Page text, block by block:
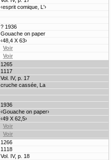
‹esprit comique, L'›
? 1936
Gouache on paper
‹48,4 X 63›
1265
1117
Vol. IV, p. 17
cruche cassée, La
1936
‹Gouache on paper›
‹49 X 62,5›
1266
1118
Vol. IV, p. 18